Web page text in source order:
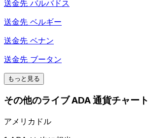
送金先 バルバドス
送金先 ベルギー
送金先 ベナン
送金先 ブータン
もっと見る
その他のライブ ADA 通貨チャート
アメリカドル